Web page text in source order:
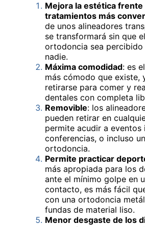
Mejora la estética frente
tratamientos más
de unos alineadores
se transformará sin que
ortodoncia sea
nadie.
Máxima comodidad: es
más cómodo que existe,
retirarse para comer y
dentales con completa
Removible: los
pueden retirar en
permite acudir a
conferencias, o incluso
ortodoncia.
Permite practicar
más apropiada para los
ante el mínimo golpe en
contacto, es más fácil
con una ortodoncia
fundas de material liso.
Menor desgaste de los